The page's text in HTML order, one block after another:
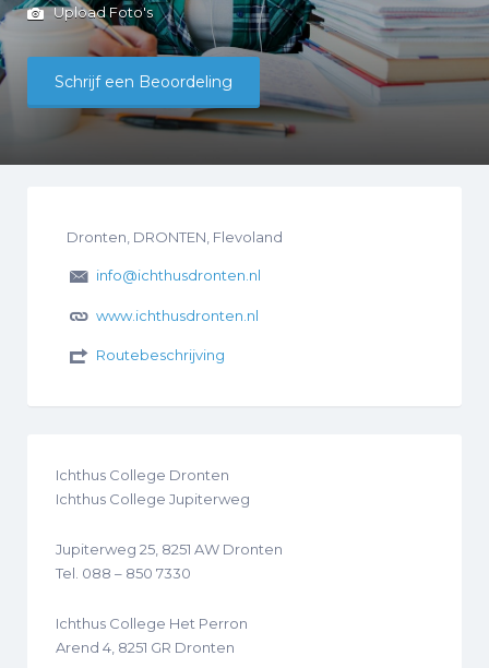
Upload Foto's
Schrijf een Beoordeling
Dronten, DRONTEN, Flevoland
info@ichthusdronten.nl
www.ichthusdronten.nl
Routebeschrijving
Ichthus College Dronten
Ichthus College Jupiterweg
Jupiterweg 25, 8251 AW Dronten
Tel. 088 – 850 7330
Ichthus College Het Perron
Arend 4, 8251 GR Dronten